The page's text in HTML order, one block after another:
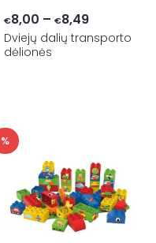
€8,00 – €8,49Price
range:
Dviejų dalių transporto
dėlionės
%